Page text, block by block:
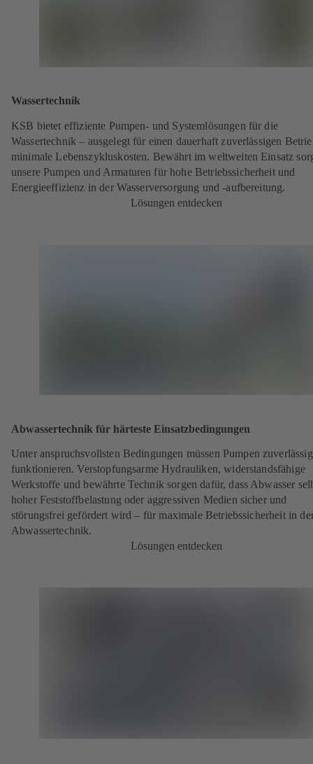
Wassertechnik
KSB bietet effiziente Pumpen- und Systemlösungen für die
Wassertechnik – ausgelegt für einen dauerhaft zuverlässigen
minimale Lebenszykluskosten. Bewährt im weltweiten Einsatz
unsere Pumpen und Armaturen für hohe Betriebssicherheit und
Energieeffizienz in der Wasserversorgung und -aufbereitung.
Lösungen entdecken
Abwassertechnik für härteste Einsatzbedingungen
Unter anspruchsvollsten Bedingungen müssen Pumpen zuverlässig
funktionieren. Verstopfungsarme Hydrauliken, widerstandsfähige
Werkstoffe und bewährte Technik sorgen dafür, dass Abwasser
hoher Feststoffbelastung oder aggressiven Medien sicher und
störungsfrei gefördert wird – für maximale Betriebssicherheit in
Abwassertechnik.
Lösungen entdecken